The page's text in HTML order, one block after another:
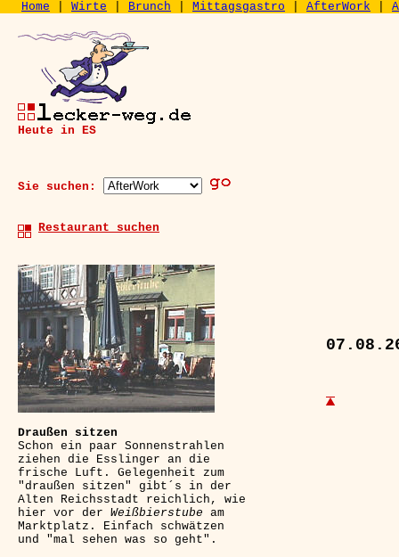
Home Wirte Brunch Mittagsgastro AfterWork
Heute in ES
Sie suchen:
Restaurant suchen
Draußen sitzen
Schon ein paar Sonnenstrahlen
ziehen die Esslinger an die
frische Luft. Gelegenheit zum
"draußen sitzen" gibt´s in der
Alten Reichsstadt reichlich, wie
hier vor der Weißbierstube am
Marktplatz. Einfach schwätzen
und "mal sehen was so geht".